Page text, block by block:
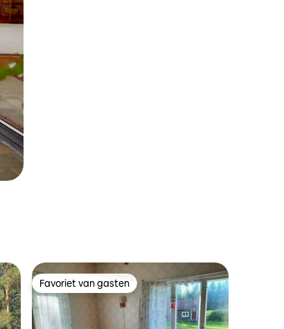
Favoriet van gasten
Favoriet van gasten